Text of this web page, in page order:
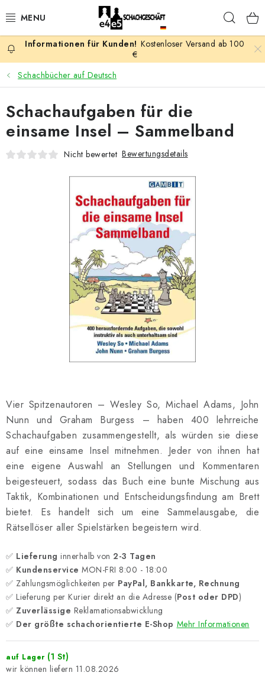
Inhalt
AKTION
SCHACHSPIELE
SCHACHFIGUREN
SCHACHUHREN
SCHACHBÜCHER
SCHACH-ANTIQUITÄTENLADEN
SCHACH ONLINE
SCHACH-MERCH
SCHACH GESCHENKE
GESCHÄFTSBEDINGUNGEN
Kontakt FAQ Über uns
Schachblog
Geschäftsbedingungen
Kostenloser Versand ab 100
€
Schachbücher auf Deutsch
Vier Spitzenautoren – Wesley So, Michael Adams, John
Nunn und Graham Burgess – haben 400 lehrreiche
Schachaufgaben zusammengestellt, als würden sie diese
auf eine einsame Insel mitnehmen. Jeder von ihnen hat
eine eigene Auswahl an Stellungen und Kommentaren
beigesteuert, sodass das Buch eine bunte Mischung aus
Taktik, Kombinationen und Entscheidungsfindung am Brett
bietet. Es handelt sich um eine Sammelausgabe, die
Rätsellöser aller Spielstärken begeistern wird.
✅ Lieferung innerhalb von 2-3 Tagen
✅ Kundenservice MON-FRI 8:00 - 18:00
✅ Zahlungsmöglichkeiten per PayPal, Bankkarte, Rechnung
✅ Lieferung per Kurier direkt an die Adresse (Post oder DPD)
✅ Zuverlässige Reklamationsabwicklung
✅ Der größte schachorientierte E-Shop Mehr Informationen
auf Lager (1 St)
11.08.2026
Schachaufgaben für die
einsame Insel – Sammelband
Nicht bewertet Bewertungsdetails